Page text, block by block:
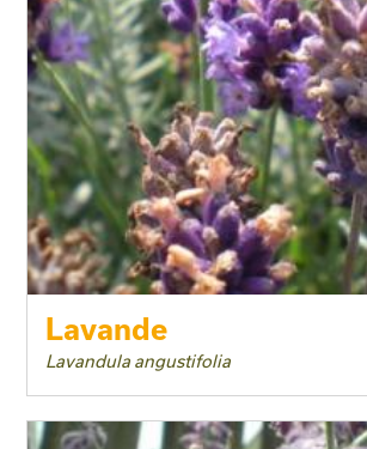
Lavande
Lavandula angustifolia